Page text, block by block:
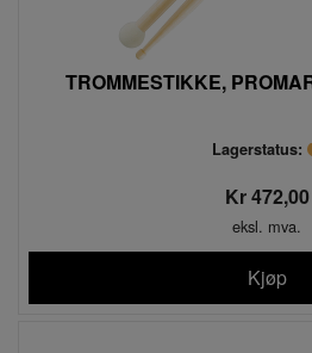
TROMMESTIKKE,
Lagerstatus:
Kr 472,00
eksl. mva.
Kjøp